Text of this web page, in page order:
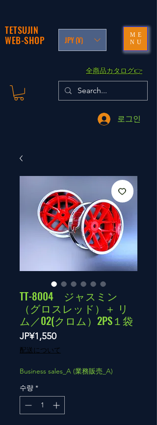
TETSUJIN
WEB-SHOP
JPY (¥)
ME
NU
​全商品カタログ👉
로그인
TT-8004 ジャスミン
（グロスレッド）＋ リ
ム／02(クロム）2PS１袋
JP¥1,550가
격
配送について
Business sales_A (業務販売_A)
수량 *